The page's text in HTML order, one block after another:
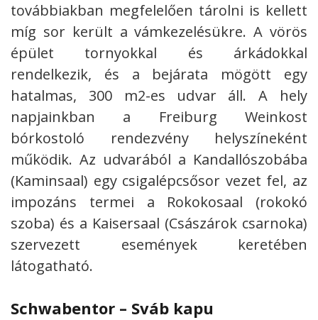
továbbiakban megfelelően tárolni is kellett
míg sor került a vámkezelésükre. A vörös
épület tornyokkal és árkádokkal
rendelkezik, és a bejárata mögött egy
hatalmas, 300 m2-es udvar áll. A hely
napjainkban a Freiburg Weinkost
bórkostoló rendezvény helyszíneként
működik. Az udvarából a Kandallószobába
(Kaminsaal) egy csigalépcsősor vezet fel, az
impozáns termei a Rokokosaal (rokokó
szoba) és a Kaisersaal (Császárok csarnoka)
szervezett események keretében
látogatható.
Schwabentor – Sváb kapu